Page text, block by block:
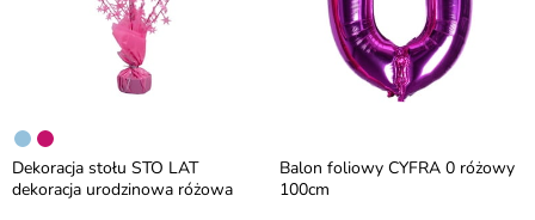
Dekoracja stołu STO LAT
dekoracja urodzinowa różowa
Balon foliowy CYFRA 0 różowy
100cm